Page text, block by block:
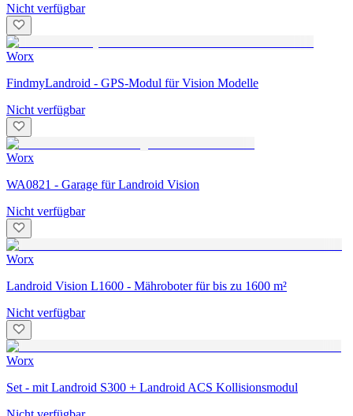
Nicht verfügbar
Worx
FindmyLandroid - GPS-Modul für Vision Modelle
Nicht verfügbar
Worx
WA0821 - Garage für Landroid Vision
Nicht verfügbar
Worx
Landroid Vision L1600 - Mähroboter für bis zu 1600 m²
Nicht verfügbar
Worx
Set - mit Landroid S300 + Landroid ACS Kollisionsmodul